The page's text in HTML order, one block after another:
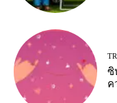
ซิ
ค